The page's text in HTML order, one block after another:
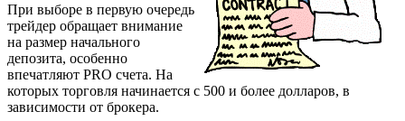
При выборе в первую очередь
трейдер обращает внимание
на размер начального
депозита, особенно
впечатляют PRO счета. На
которых торговля начинается с 500 и более долларов, в
зависимости от брокера.